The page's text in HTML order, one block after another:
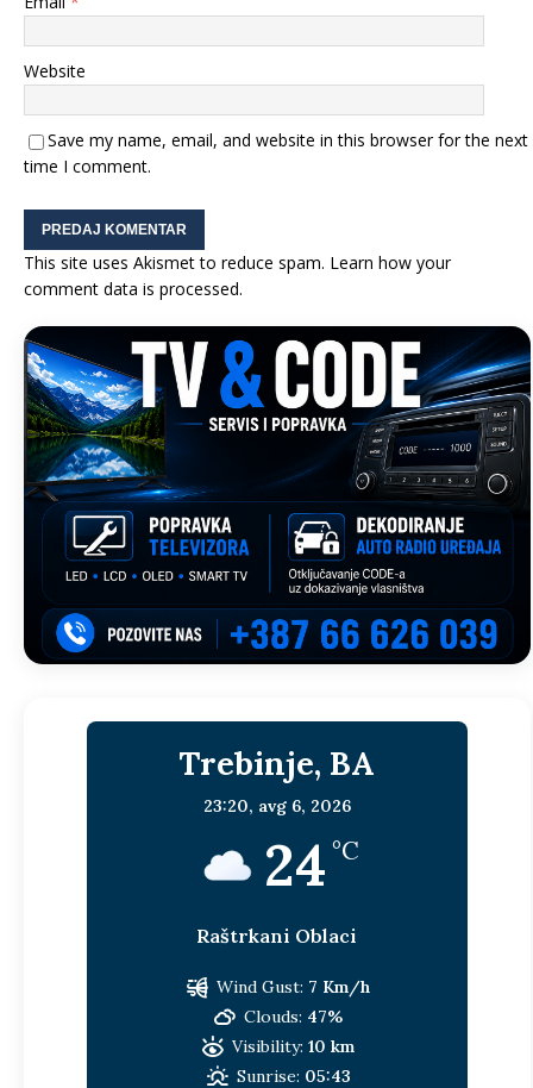
Website
Save my name, email, and website in this browser for the next
time I comment.
This site uses Akismet to reduce spam. Learn how your
comment data is processed.
Trebinje, BA
23:20, avg 6, 2026
24 °C
Raštrkani Oblaci
Wind Gust: 7 Km/h
Clouds: 47%
Visibility: 10 km
Sunrise: 05:43